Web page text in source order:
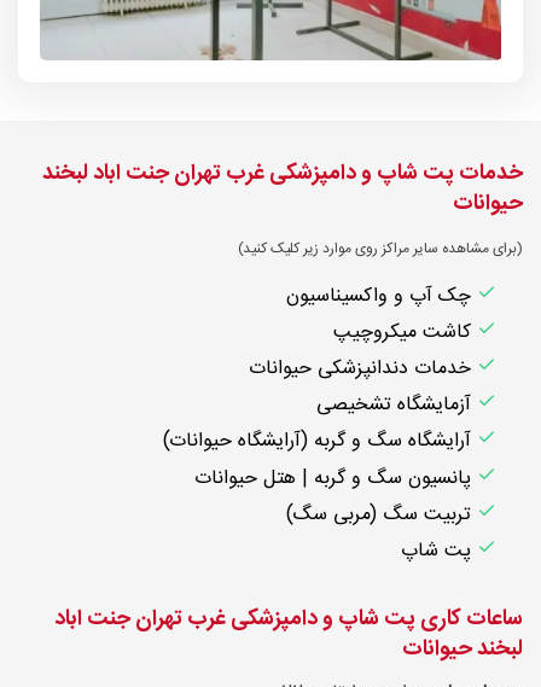
خدمات پت شاپ و دامپزشکی غرب تهران جنت اباد لبخند
حیوانات
(برای مشاهده سایر مراکز روی موارد زیر کلیک کنید)
چک آپ و واکسیناسیون
کاشت میکروچیپ
خدمات دندانپزشکی حیوانات
آزمایشگاه تشخیصی
آرایشگاه سگ و گربه (آرایشگاه حیوانات)
پانسیون سگ و گربه | هتل حیوانات
تربیت سگ (مربی سگ)
پت شاپ
ساعات کاری پت شاپ و دامپزشکی غرب تهران جنت اباد
لبخند حیوانات